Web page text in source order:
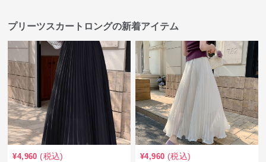
プリーツスカートロングの新着アイテム
¥4,960 (税込) ¥4,960 (税込)